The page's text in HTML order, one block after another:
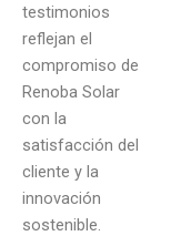
testimonios
reflejan el
compromiso de
Renoba Solar
con la
satisfacción del
cliente y la
innovación
sostenible.